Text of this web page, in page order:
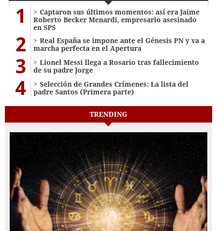
1
Captaron sus últimos momentos: así era Jaime
Roberto Becker Menardi​​​, empresario asesinado
en SPS
2
Real España se impone ante el Génesis PN y va a
marcha perfecta en el Apertura
3
Lionel Messi llega a Rosario tras fallecimiento
de su padre Jorge
4
Selección de Grandes Crímenes: La lista del
padre Santos (Primera parte)
TRENDING